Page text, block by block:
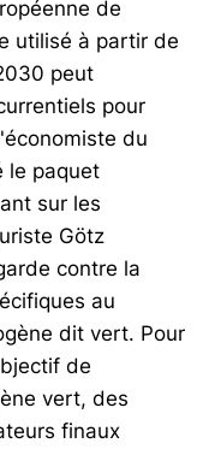
de
utilisé à partir de
peut
pour
du
le paquet
sur les
Götz
contre la
au
dit vert. Pour
de
vert, des
finaux